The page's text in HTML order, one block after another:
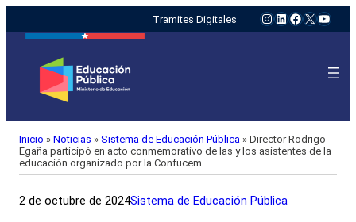
Tramites Digitales Instagram
LinkedIn
Facebook
X
Inicio » Noticias » Sistema de Educación Pública » Director Rodrigo
Egaña participó en acto conmemorativo de las y los asistentes de la
educación organizado por la Confucem
2 de octubre de 2024Sistema de Educación Pública